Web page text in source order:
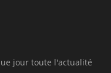
jour toute l'actualité